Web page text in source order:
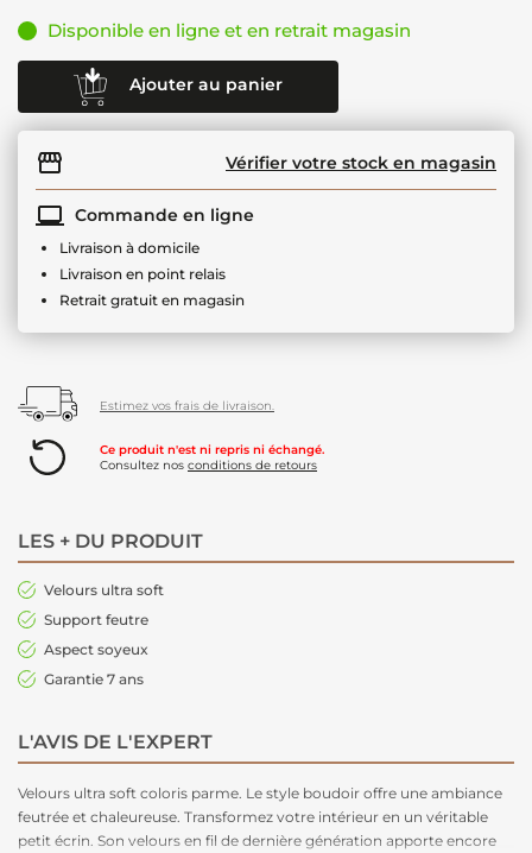
Disponible en ligne et en retrait magasin
Ajouter au panier
Vérifier votre stock en magasin
Commande en ligne
Livraison à domicile
Livraison en point relais
Retrait gratuit en magasin
Estimez vos frais de livraison.
Ce produit n'est ni repris ni échangé.
Consultez nos conditions de retours
LES + DU PRODUIT
Velours ultra soft
Support feutre
Aspect soyeux
Garantie 7 ans
L'AVIS DE L'EXPERT
Velours ultra soft coloris parme. Le style boudoir offre une ambiance
feutrée et chaleureuse. Transformez votre intérieur en un véritable
petit écrin. Son velours en fil de dernière génération apporte encore